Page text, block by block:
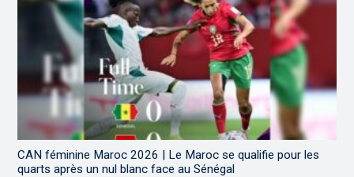
CAN féminine Maroc 2026 | Le Maroc se qualifie pour les
quarts après un nul blanc face au Sénégal